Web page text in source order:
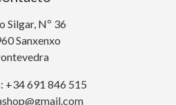
Silgar, Nº 36
Sanxenxo
+34 691 846 515